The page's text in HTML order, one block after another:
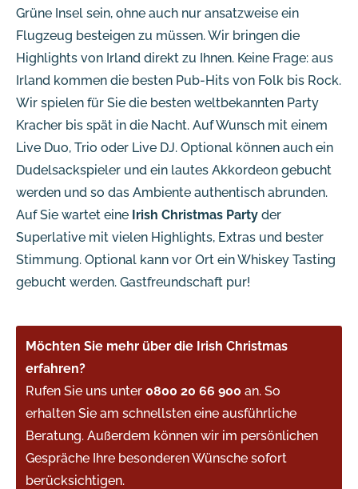
Grüne Insel sein, ohne auch nur ansatzweise ein
Flugzeug besteigen zu müssen. Wir bringen die
Highlights von Irland direkt zu Ihnen. Keine Frage: aus
Irland kommen die besten Pub-Hits von Folk bis Rock.
Wir spielen für Sie die besten weltbekannten Party
Kracher bis spät in die Nacht. Auf Wunsch mit einem
Live Duo, Trio oder Live DJ. Optional können auch ein
Dudelsackspieler und ein lautes Akkordeon gebucht
werden und so das Ambiente authentisch abrunden.
Auf Sie wartet eine Irish Christmas Party der
Superlative mit vielen Highlights, Extras und bester
Stimmung. Optional kann vor Ort ein Whiskey Tasting
gebucht werden. Gastfreundschaft pur!
Möchten Sie mehr über die Irish Christmas
erfahren?
Rufen Sie uns unter 0800 20 66 900 an. So
erhalten Sie am schnellsten eine ausführliche
Beratung. Außerdem können wir im persönlichen
Gespräche Ihre besonderen Wünsche sofort
berücksichtigen.